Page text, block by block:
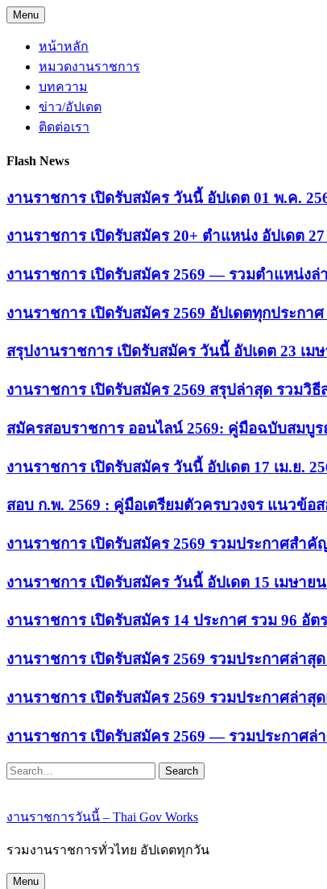
Skip
to
content
Menu
หน้าหลัก
หมวดงานราชการ
บทความ
ข่าว/อัปเดต
ติดต่อเรา
Flash News
งานราชการ เปิดรับสมัคร วันนี้ อัปเดต 01 พ.ค.
งานราชการ เปิดรับสมัคร 20+ ตำแหน่ง อัปเดต
งานราชการ เปิดรับสมัคร 2569 — รวมตำแหน่งล่
งานราชการ เปิดรับสมัคร 2569 อัปเดตทุกประกาศ
สรุปงานราชการ เปิดรับสมัคร วันนี้ อัปเดต 23 เม
งานราชการ เปิดรับสมัคร 2569 สรุปล่าสุด รวมวิ
สมัครสอบราชการ ออนไลน์ 2569: คู่มือฉบับสมบู
งานราชการ เปิดรับสมัคร วันนี้ อัปเดต 17 เม.ย.
สอบ ก.พ. 2569 : คู่มือเตรียมตัวครบวงจร แนวข้อ
งานราชการ เปิดรับสมัคร 2569 รวมประกาศสำ
งานราชการ เปิดรับสมัคร วันนี้ อัปเดต 15 เมษาย
งานราชการ เปิดรับสมัคร 14 ประกาศ รวม 96 อัต
งานราชการ เปิดรับสมัคร 2569 รวมประกาศล่าสุ
งานราชการ เปิดรับสมัคร 2569 รวมประกาศล่าสุ
งานราชการ เปิดรับสมัคร 2569 — รวมประกาศล่
Search
งานราชการวันนี้ – Thai Gov Works
รวมงานราชการทั่วไทย อัปเดตทุกวัน
Menu